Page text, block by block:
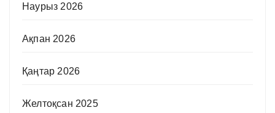
Наурыз 2026
Ақпан 2026
Қаңтар 2026
Желтоқсан 2025